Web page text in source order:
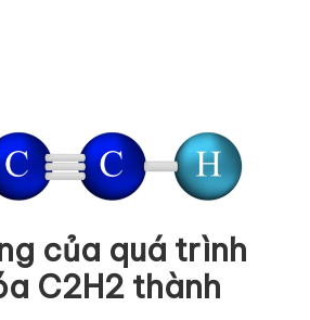
của quá trình
C2H2 thành